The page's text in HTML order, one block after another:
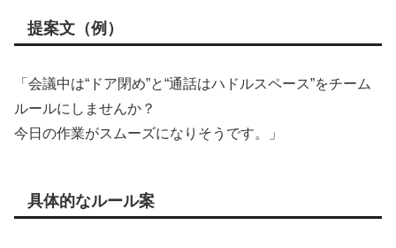
提案文（例）
「会議中は“ドア閉め”と“通話はハドルスペース”をチーム
ルールにしませんか？
今日の作業がスムーズになりそうです。」
具体的なルール案